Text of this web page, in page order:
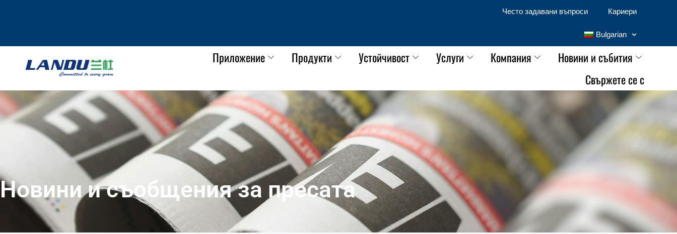
Често задавани въпроси Кариери
Bulgarian
Приложение Продукти Устойчивост Услуги Компания
Новини и събития
Свържете се с
Новини и съобщения за пресата